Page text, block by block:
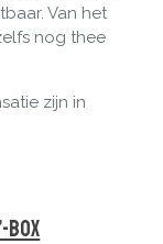
Van het
nog thee
zijn in
Box